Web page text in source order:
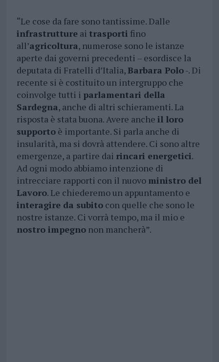
“Le cose da fare sono tantissime. Dalle
infrastruttureai trasporti fino
all’agricoltura, numerose sono le istanze
aperte dai governi precedenti – esordisce la
deputata di Fratelli d’Italia,Barbara Polo-. Di
recente si è costituito un intergruppo che
coinvolge tutti i parlamentari della
Sardegna, anche di altri schieramenti. La
risposta è stata buona. Avere anche il loro
supportoè importante. Si parla anche di
insularità, ma si dovrà attendere. Ci sono altre
emergenze, a partire dai rincari energetici.
Ad ogni modo abbiamo intenzione di
intrecciare rapporti con il nuovo ministro del
Lavoro. Le chiederemo un appuntamento e
interagire da subitocon quelle che sono le
nostre istanze. Ci vorrà tempo, ma il mio e
nostro impegnonon mancherà”.